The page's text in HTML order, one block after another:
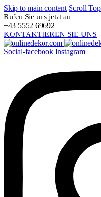
Skip to main content Scroll Top
Rufen Sie uns jetzt an
+43 5552 69692
KONTAKTIEREN SIE UNS
Social-facebook Instagram